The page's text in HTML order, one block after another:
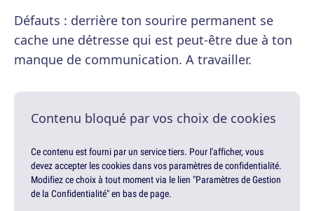
Défauts : derrière ton sourire permanent se
cache une détresse qui est peut-être due à ton
manque de communication. A travailler.
Contenu bloqué par vos choix de cookies
Ce contenu est fourni par un service tiers. Pour l'afficher, vous
devez accepter les cookies dans vos paramètres de confidentialité.
Modifiez ce choix à tout moment via le lien "Paramètres de Gestion
de la Confidentialité" en bas de page.